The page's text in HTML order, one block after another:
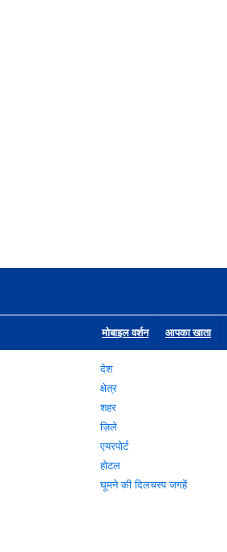
मोबाइल वर्शन आपका खाता
देश
क्षेत्र
शहर
ज़िले
एयरपोर्ट
होटल
घूमने की दिलचस्प जगहें